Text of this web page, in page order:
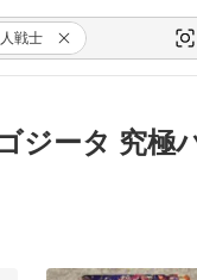
戦士
ジータ 究極